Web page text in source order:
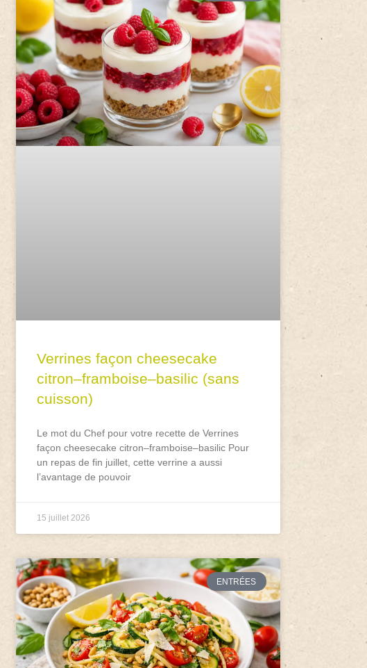
Verrines façon cheesecake
citron–framboise–basilic (sans
cuisson)
Le mot du Chef pour votre recette de Verrines
façon cheesecake citron–framboise–basilic Pour
un repas de fin juillet, cette verrine a aussi
l’avantage de pouvoir
15 juillet 2026
ENTRÉES